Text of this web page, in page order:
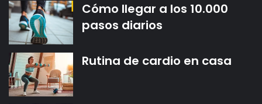
Cómo llegar a los 10.000
pasos diarios
Rutina de cardio en casa